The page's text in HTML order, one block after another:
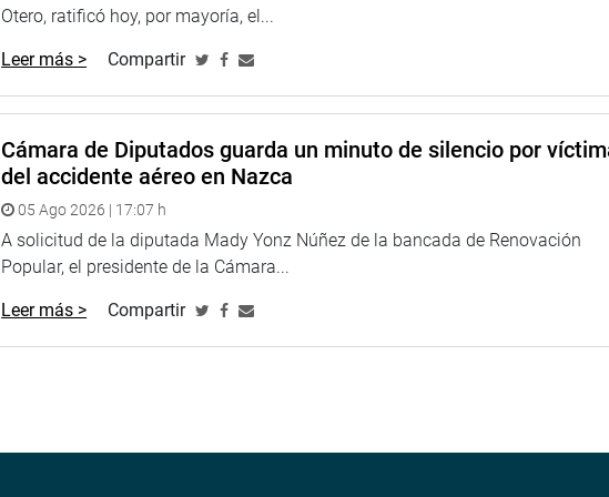
Otero, ratificó hoy, por mayoría, el...
Leer más > Compartir
Cámara de Diputados guarda un minuto de silencio por
del accidente aéreo en Nazca
05 Ago 2026 | 17:07 h
A solicitud de la diputada Mady Yonz Núñez de la bancada de Renovación
Popular, el presidente de la Cámara...
Leer más > Compartir